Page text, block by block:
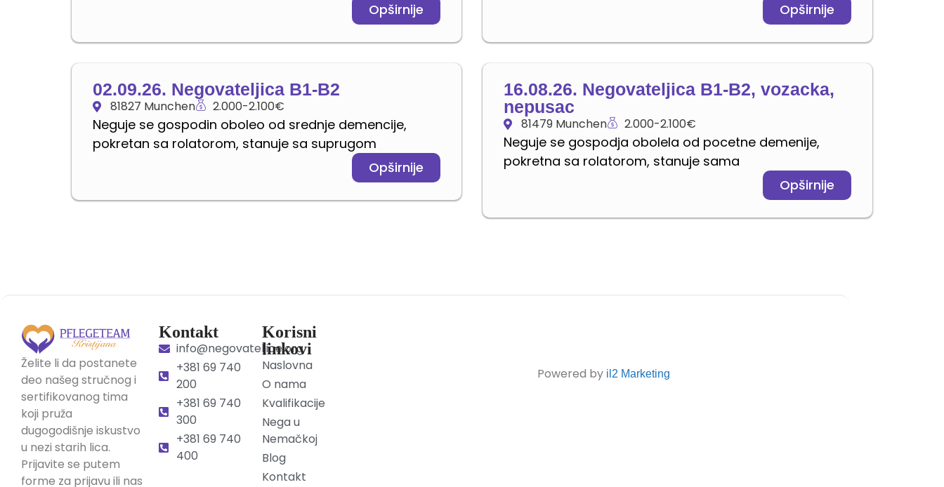
Opširnije
Opširnije
02.09.26. Negovateljica B1-B2
81827 Munchen 2.000-2.100€
Neguje se gospodin oboleo od srednje demencije,
pokretan sa rolatorom, stanuje sa suprugom
Opširnije
16.08.26. Negovateljica B1-B2, vozacka,
nepusac
81479 Munchen 2.000-2.100€
Neguje se gospodja obolela od pocetne demenije,
pokretna sa rolatorom, stanuje sama
Opširnije
Želite li da postanete
deo našeg stručnog i
sertifikovanog tima
koji pruža
dugogodišnje iskustvo
u nezi starih lica.
Prijavite se putem
forme za prijavu ili nas
Kontakt
info@negovateljice.org
+381 69 740
200
+381 69 740
300
+381 69 740
400
Korisni
linkovi
Naslovna
O nama
Kvalifikacije
Nega u
Nemačkoj
Blog
Kontakt
Powered by il2 Marketing